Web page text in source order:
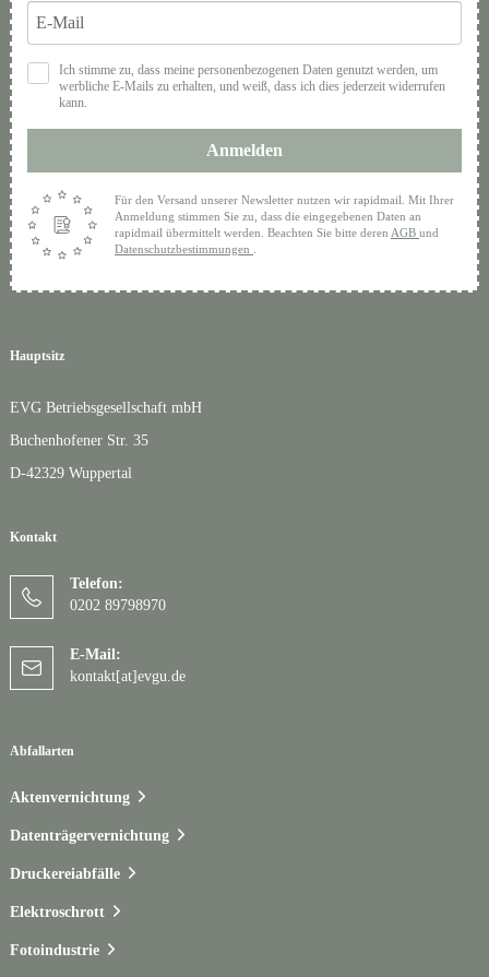
Hauptsitz
EVG Betriebsgesellschaft mbH
Buchenhofener Str. 35
D-42329 Wuppertal
Kontakt
Telefon:
0202 89798970
E-Mail:
kontakt[at]evgu.de
Abfallarten
Aktenvernichtung
Datenträgervernichtung
Druckereiabfälle
Elektroschrott
Fotoindustrie
Ich stimme zu, dass meine personenbezogenen Daten genutzt werden, um
werbliche E-Mails zu erhalten, und weiß, dass ich dies jederzeit widerrufen
kann.
Anmelden
Für den Versand unserer Newsletter nutzen wir rapidmail. Mit Ihrer
Anmeldung stimmen Sie zu, dass die eingegebenen Daten an
rapidmail übermittelt werden. Beachten Sie bitte deren AGB und
Datenschutzbestimmungen